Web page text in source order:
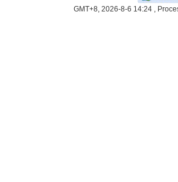
GMT+8, 2026-8-6 14:24 ,